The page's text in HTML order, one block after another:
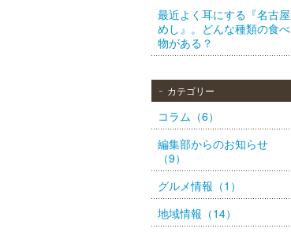
最近よく耳にする『名古屋
めし』。どんな種類の食べ
物がある？
カテゴリー
コラム（6）
編集部からのお知らせ
（9）
グルメ情報（1）
地域情報（14）